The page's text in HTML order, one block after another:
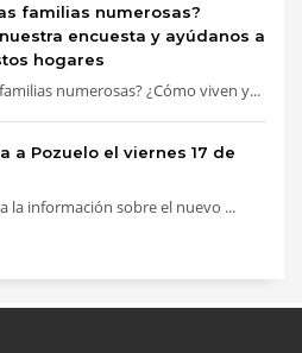
familias numerosas?
encuesta y ayúdanos a
hogares
numerosas? ¿Cómo viven y...
a Pozuelo el viernes 17 de
la información sobre el nuevo ...